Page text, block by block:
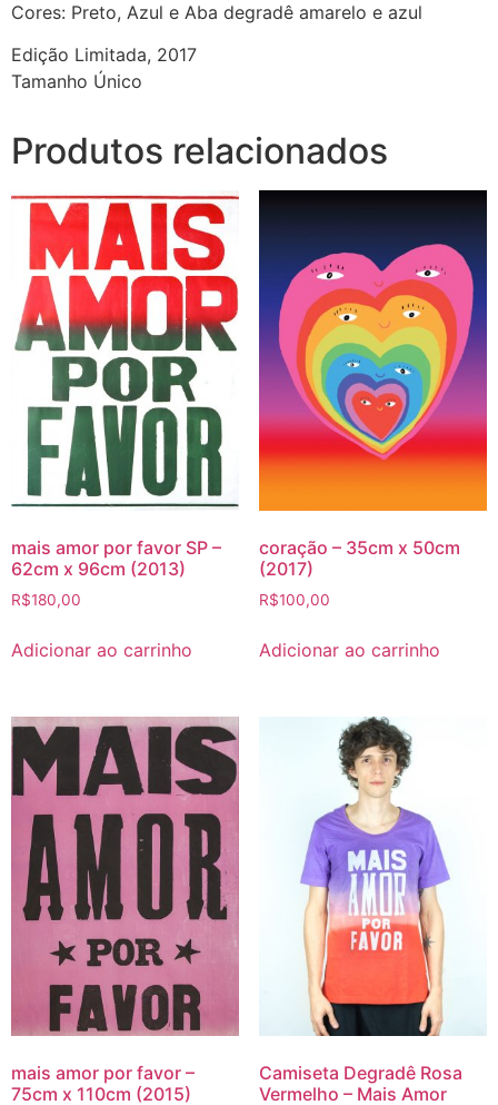
Cores: Preto, Azul e Aba degradê amarelo e azul
Edição Limitada, 2017
Tamanho Único
Produtos relacionados
mais amor por favor SP –
62cm x 96cm (2013)
R$180,00
Adicionar ao carrinho
coração – 35cm x 50cm
(2017)
R$100,00
Adicionar ao carrinho
mais amor por favor –
75cm x 110cm (2015)
Camiseta Degradê Rosa
Vermelho – Mais Amor